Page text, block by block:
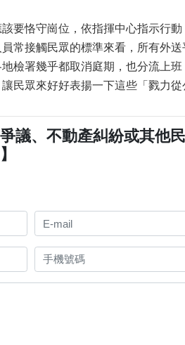
要恪守崗位，依指揮中心指示行
常接觸民眾的標準來看，所有外
檢署幾乎都取消庭期，也分流上
民眾來好好表揚一下這些「戮力從
議、不動產糾紛或其他